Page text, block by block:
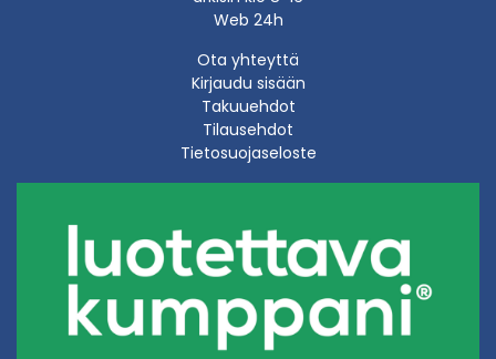
Web 24h
Ota yhteyttä
Kirjaudu sisään
Takuuehdot
Tilausehdot
Tietosuojaseloste